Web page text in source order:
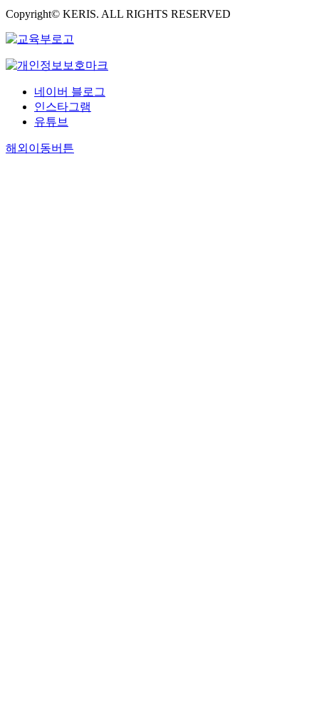
Copyright© KERIS. ALL RIGHTS RESERVED
네이버 블로그
인스타그램
유튜브
해외이동버튼